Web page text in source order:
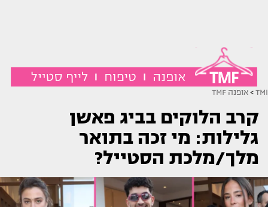
TMI
> אופנה TMF
קרב הלוקים בביג פאשן
גלילות: מי זכה בתואר
מלך/מלכת הסטייל?